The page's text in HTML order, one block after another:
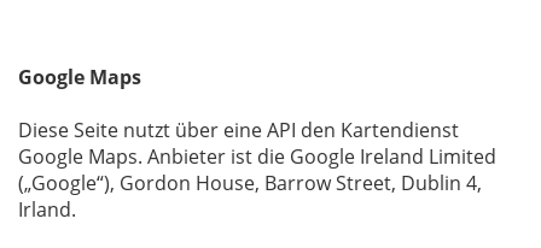
Google Maps
Diese Seite nutzt über eine API den Kartendienst
Google Maps. Anbieter ist die Google Ireland Limited
(„Google“), Gordon House, Barrow Street, Dublin 4,
Irland.